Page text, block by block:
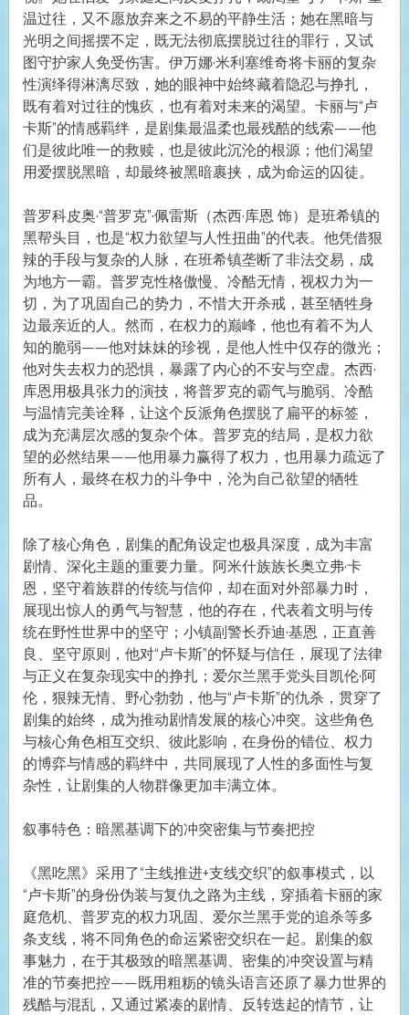
温过往，又不愿放弃来之不易的平静生活；她在黑暗与
光明之间摇摆不定，既无法彻底摆脱过往的罪行，又试
图守护家人免受伤害。伊万娜·米利塞维奇将卡丽的复杂
性演绎得淋漓尽致，她的眼神中始终藏着隐忍与挣扎，
既有着对过往的愧疚，也有着对未来的渴望。卡丽与“卢
卡斯”的情感羁绊，是剧集最温柔也最残酷的线索——他
们是彼此唯一的救赎，也是彼此沉沦的根源；他们渴望
用爱摆脱黑暗，却最终被黑暗裹挟，成为命运的囚徒。
普罗科皮奥·“普罗克”·佩雷斯（杰西·库恩 饰）是班希镇的
黑帮头目，也是“权力欲望与人性扭曲”的代表。他凭借狠
辣的手段与复杂的人脉，在班希镇垄断了非法交易，成
为地方一霸。普罗克性格傲慢、冷酷无情，视权力为一
切，为了巩固自己的势力，不惜大开杀戒，甚至牺牲身
边最亲近的人。然而，在权力的巅峰，他也有着不为人
知的脆弱——他对妹妹的珍视，是他人性中仅存的微光；
他对失去权力的恐惧，暴露了内心的不安与空虚。杰西·
库恩用极具张力的演技，将普罗克的霸气与脆弱、冷酷
与温情完美诠释，让这个反派角色摆脱了扁平的标签，
成为充满层次感的复杂个体。普罗克的结局，是权力欲
望的必然结果——他用暴力赢得了权力，也用暴力疏远了
所有人，最终在权力的斗争中，沦为自己欲望的牺牲
品。
除了核心角色，剧集的配角设定也极具深度，成为丰富
剧情、深化主题的重要力量。阿米什族族长奥立弗·卡
恩，坚守着族群的传统与信仰，却在面对外部暴力时，
展现出惊人的勇气与智慧，他的存在，代表着文明与传
统在野性世界中的坚守；小镇副警长乔迪·基恩，正直善
良、坚守原则，他对“卢卡斯”的怀疑与信任，展现了法律
与正义在复杂现实中的挣扎；爱尔兰黑手党头目凯伦·阿
伦，狠辣无情、野心勃勃，他与“卢卡斯”的仇杀，贯穿了
剧集的始终，成为推动剧情发展的核心冲突。这些角色
与核心角色相互交织、彼此影响，在身份的错位、权力
的博弈与情感的羁绊中，共同展现了人性的多面性与复
杂性，让剧集的人物群像更加丰满立体。
叙事特色：暗黑基调下的冲突密集与节奏把控
《黑吃黑》采用了“主线推进+支线交织”的叙事模式，以
“卢卡斯”的身份伪装与复仇之路为主线，穿插着卡丽的家
庭危机、普罗克的权力巩固、爱尔兰黑手党的追杀等多
条支线，将不同角色的命运紧密交织在一起。剧集的叙
事魅力，在于其极致的暗黑基调、密集的冲突设置与精
准的节奏把控——既用粗粝的镜头语言还原了暴力世界的
残酷与混乱，又通过紧凑的剧情、反转迭起的情节，让